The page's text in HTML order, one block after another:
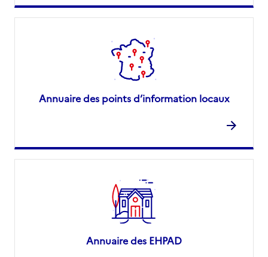
Annuaire des points d’information locaux
Annuaire des EHPAD